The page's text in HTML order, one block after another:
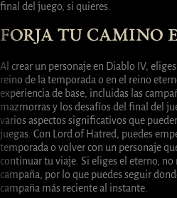
final del juego, si quieres.
FORJA TU CAMINO
Al crear un personaje en Diablo IV,
reino de la temporada o en el reino
experiencia de base, incluidas las
mazmorras y los desafíos del final del
varios aspectos significativos que
juegas. Con Lord of Hatred, puedes
temporada o volver con un personaje
continuar tu viaje. Si eliges el eterno, no
campaña, por lo que puedes seguir
campaña más reciente al instante.